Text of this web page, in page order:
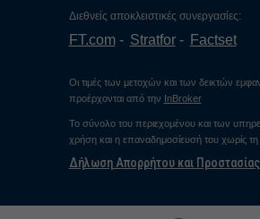
Διεθνείς αποκλειστικές συνεργασίες:
FT.com Stratfor Factset
Οι τιμές των μετοχών και των δεικτών
προέρχονται από την InBroker
Το σύνολο του περιεχομένου και των
χρήση και η επαναδημοσίευσή του χωρίς τη
Δήλωση Απορρήτου και